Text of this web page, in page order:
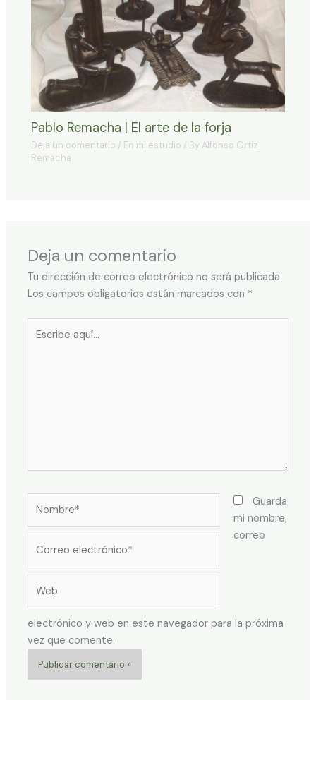
Pablo Remacha | El arte de la forja
Deja un comentario / En mi estudio / By Alfonso Ortiz
Remacha
Deja un comentario
Tu dirección de correo electrónico no será publicada.
Los campos obligatorios están marcados con *
aquí...
Guarda
mi nombre,
correo
electrónico y web en este navegador para la próxima
vez que comente.